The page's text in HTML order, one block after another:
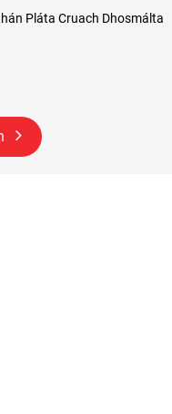
Pláta Cruach Dhosmálta